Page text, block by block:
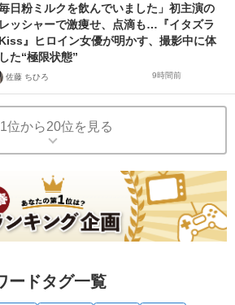
毎日粉ミルクを飲んでいました」初主演の
ッシャーで激痩せ、点滴も…『イタズラ
』ヒロイン女優が明かす、撮影中に体
た“極限状態”
佐藤 ちひろ 9時間前
位から20位を見る
ードタグ一覧